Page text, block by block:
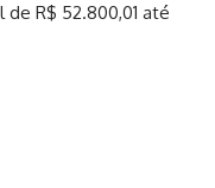
R$ 52.800,01 até